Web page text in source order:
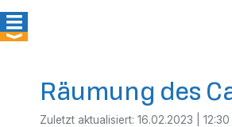
Räumung des
Zuletzt aktualisiert: 16.02.2023 |